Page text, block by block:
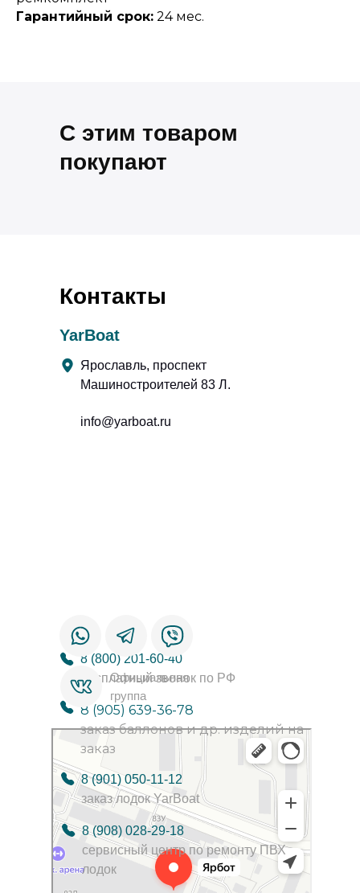
Гарантийный срок: 24 мес.
С этим товаром
покупают
Контакты
YarBoat
Катера, лодки, яхты в Ярославле
Ремонт лодок в Ярославле
YarBoat
Ярославль, проспект
Машиностроителей 83 Л.
8 (800) 201-60-40
бесплатный звонок по РФ
8 (905) 639-36-78
заказ баллонов и др. изделий на
заказ
8 (908) 028-29-18
сервисный центр по ремонту ПВХ
лодок
8 (901) 050-11-12
заказ лодок YarBoat
info@yarboat.ru
Официальная
группа